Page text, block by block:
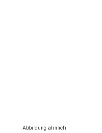
Abbildung ähnlich